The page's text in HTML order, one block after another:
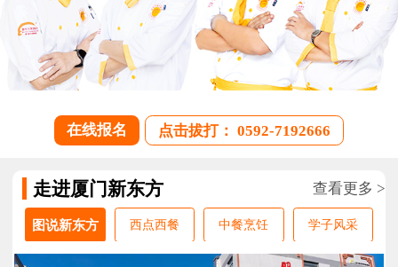
在线报名 点击拔打： 0592-7192666
走进厦门新东方 查看更多 >
图说新东方 西点西餐 中餐烹饪 学子风采